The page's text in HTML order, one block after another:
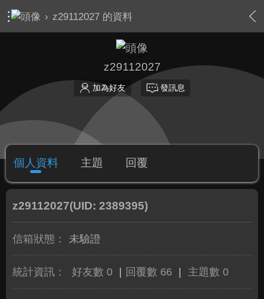
› z29112027 的資料
z29112027
加為好友 發訊息
個人資料 主題 回覆
z29112027(UID: 2389395)
信箱狀態： 未驗證
統計資訊： 好友數 0 回覆數 66 主題數 0